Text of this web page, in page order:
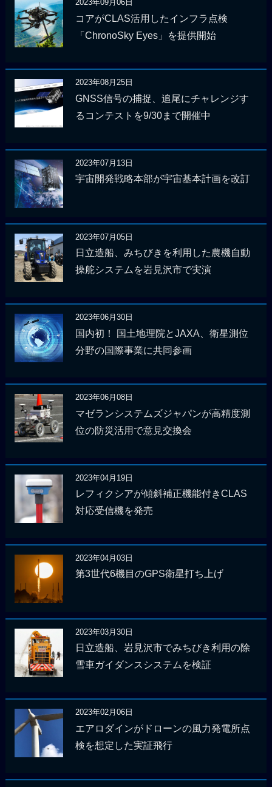
2023年09月06日
コアがCLAS活用したインフラ点検
「ChronoSky Eyes」を提供開始
2023年08月25日
GNSS信号の捕捉、追尾にチャレンジす
るコンテストを9/30まで開催中
2023年07月13日
宇宙開発戦略本部が宇宙基本計画を改訂
2023年07月05日
日立造船、みちびきを利用した農機自動
操舵システムを岩見沢市で実演
2023年06月30日
国内初！ 国土地理院とJAXA、衛星測位
分野の国際事業に共同参画
2023年06月08日
マゼランシステムズジャパンが高精度測
位の防災活用で意見交換会
2023年04月19日
レフィクシアが傾斜補正機能付きCLAS
対応受信機を発売
2023年04月03日
第3世代6機目のGPS衛星打ち上げ
2023年03月30日
日立造船、岩見沢市でみちびき利用の除
雪車ガイダンスシステムを検証
2023年02月06日
エアロダインがドローンの風力発電所点
検を想定した実証飛行